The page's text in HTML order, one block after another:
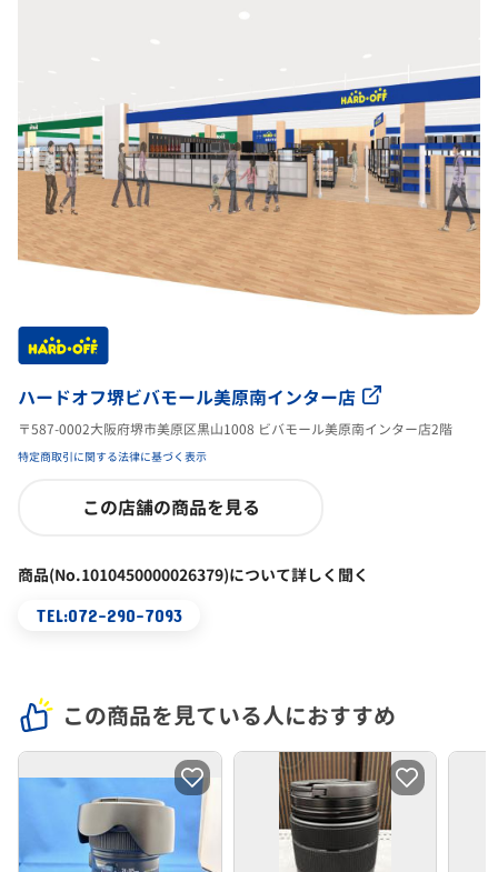
ハードオフ堺ビバモール美原南インター店
〒587-0002大阪府堺市美原区黒山1008 ビバモール美原南インター店2階
特定商取引に関する法律に基づく表示
この店舗の商品を見る
商品(No.1010450000026379)について詳しく聞く
TEL:072-290-7093
この商品を見ている人におすすめ